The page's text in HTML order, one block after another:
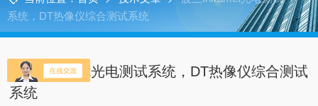
系统，DT热像仪综合测试系统
波兰Inframet光电测试系统，DT热像仪综合测试
系统